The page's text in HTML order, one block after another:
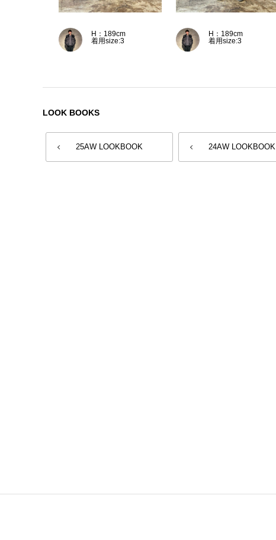
H：189cm
着用size:3
H：189cm
着用size:3
LOOK BOOKS
25AW LOOKBOOK 24AW LOOKBOOK